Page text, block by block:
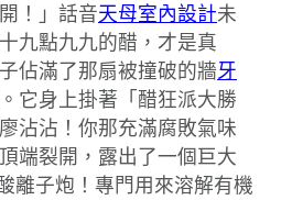
！」話音天母室內設計未
九點九九的醋，才是真
佔滿了那扇被撞破的牆牙
它身上掛著「醋狂派大勝
沾沾！你那充滿腐敗氣味
端裂開，露出了一個巨大
離子炮！專門用來溶解有機